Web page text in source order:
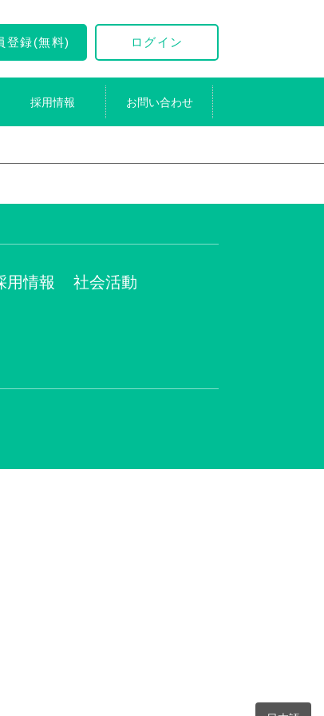
登録(無料) ログイン
採用情報 お問い合わせ
用情報 社会活動